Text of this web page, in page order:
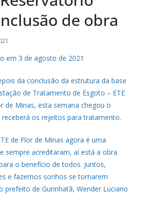
de obra
em 3 de agosto de 2021
da conclusão da estrutura da base
de Tratamento de Esgoto – ETE
de Minas, esta semana chegou o
receberá os rejeitos para tratamento.
de Flor de Minas agora é uma
sempre acreditaram, aí está a obra
o benefício de todos. Juntos,
e fazemos sonhos se tornarem
prefeito de Gurinhatã, Wender Luciano